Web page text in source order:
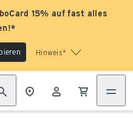
15% auf fast alles
Hinweis*